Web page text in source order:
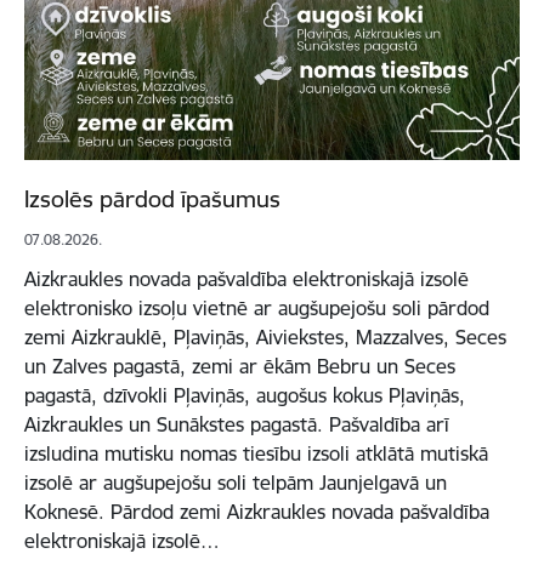
Izsolēs pārdod īpašumus
07.08.2026.
Aizkraukles novada pašvaldība elektroniskajā izsolē
elektronisko izsoļu vietnē ar augšupejošu soli pārdod
zemi Aizkrauklē, Pļaviņās, Aiviekstes, Mazzalves, Seces
un Zalves pagastā, zemi ar ēkām Bebru un Seces
pagastā, dzīvokli Pļaviņās, augošus kokus Pļaviņās,
Aizkraukles un Sunākstes pagastā. Pašvaldība arī
izsludina mutisku nomas tiesību izsoli atklātā mutiskā
izsolē ar augšupejošu soli telpām Jaunjelgavā un
Koknesē. Pārdod zemi Aizkraukles novada pašvaldība
elektroniskajā izsolē…